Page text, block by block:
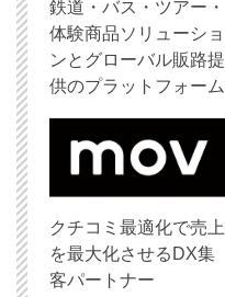
鉄道・バス・ツアー・
体験商品ソリューショ
ンとグローバル販路提
供のプラットフォーム
クチコミ最適化で売上
を最大化させるDX集
客パートナー